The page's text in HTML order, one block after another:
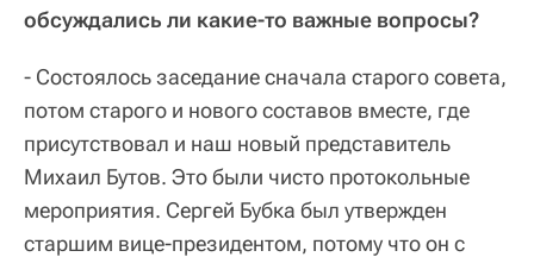
обсуждались ли какие-то важные вопросы?
- Состоялось заседание сначала старого совета,
потом старого и нового составов вместе, где
присутствовал и наш новый представитель
Михаил Бутов. Это были чисто протокольные
мероприятия. Сергей Бубка был утвержден
старшим вице-президентом, потому что он с